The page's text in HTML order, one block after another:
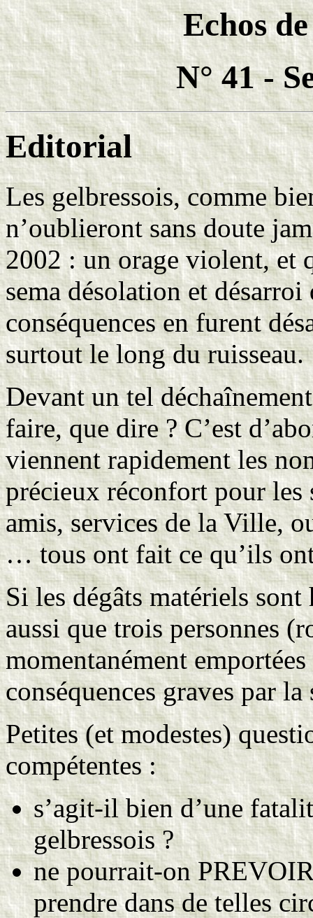
Echos
N° 41 -
Editorial
Les gelbressois, comme
n’oublieront sans doute
2002 : un orage violent, et
sema désolation et
conséquences en furent
surtout le long du ruisseau.
Devant un tel
faire, que dire ? C’est
viennent rapidement les
précieux réconfort pour
amis, services de la Ville,
… tous ont fait ce qu’ils ont
Si les dégâts matériels
aussi que trois personnes
momentanément
conséquences graves par
Petites (et modestes)
compétentes :
s’agit-il bien d’une
gelbressois ?
ne pourrait-on
prendre dans de telles